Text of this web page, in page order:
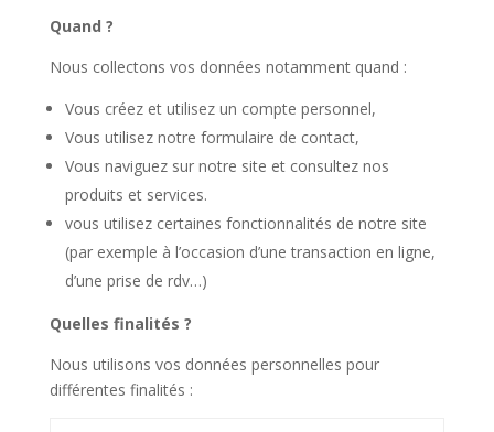
Quand ?
Nous collectons vos données notamment quand :
Vous créez et utilisez un compte personnel,
Vous utilisez notre formulaire de contact,
Vous naviguez sur notre site et consultez nos
produits et services.
vous utilisez certaines fonctionnalités de notre site
(par exemple à l’occasion d’une transaction en ligne,
d’une prise de rdv…)
Quelles finalités ?
Nous utilisons vos données personnelles pour
différentes finalités :